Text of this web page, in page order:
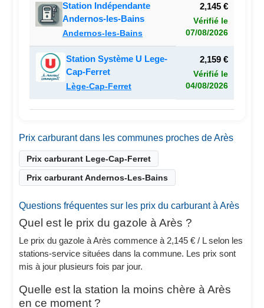
Station Indépendante
Andernos-les-Bains
Andernos-les-Bains
2,145 €
Vérifié le
07/08/2026
Station Système U Lege-
Cap-Ferret
Lège-Cap-Ferret
2,159 €
Vérifié le
04/08/2026
Prix carburant dans les communes proches de Arès
Prix carburant Lege-Cap-Ferret
Prix carburant Andernos-Les-Bains
Questions fréquentes sur les prix du carburant à Arès
Quel est le prix du gazole à Arès ?
Le prix du gazole à Arès commence à 2,145 € / L selon les
stations-service situées dans la commune. Les prix sont
mis à jour plusieurs fois par jour.
Quelle est la station la moins chère à Arès
en ce moment ?